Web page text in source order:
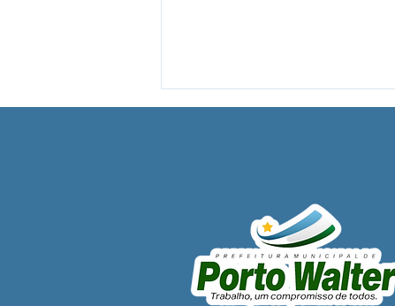
PP SRP 020/2025 - Aviso de
Licitação